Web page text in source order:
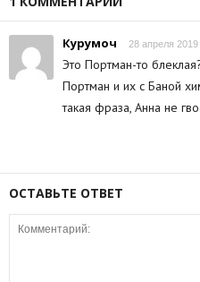
Курумоч 28 апреля 2019
Это Портман-то
Портман и их с Баной
такая фраза, Анна не
ОСТАВЬТЕ ОТВЕТ